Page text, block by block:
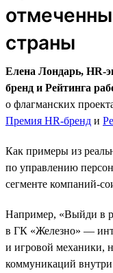
страны
Елена Лондарь, HR-
бренд и Рейтинга
о флагманских
Премия HR-бренд и
Как примеры из
по управлению
сегменте компаний-
Например, «Выйди в
в ГК «Железно» —
и игровой механики,
коммуникаций